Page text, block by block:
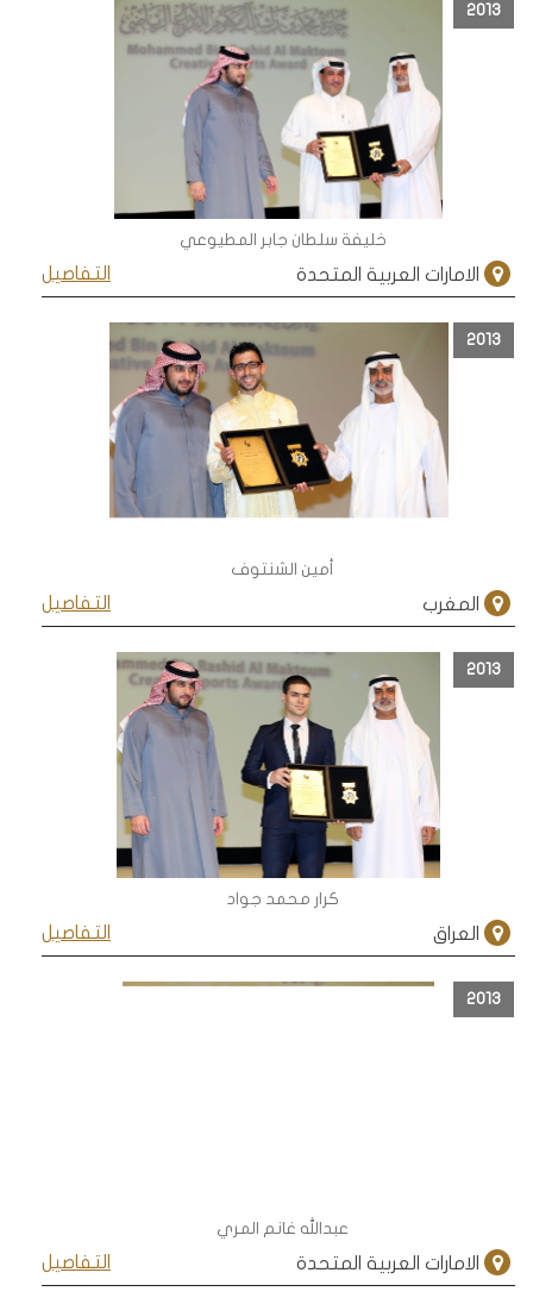
2013
خليفة سلطان جابر المطيوعي
التفاصيل الامارات العربية المتحدة
2013
أمين الشنتوف
التفاصيل المغرب
2013
كرار محمد جواد
التفاصيل العراق
2013
عبدالله غانم المري
التفاصيل الامارات العربية المتحدة